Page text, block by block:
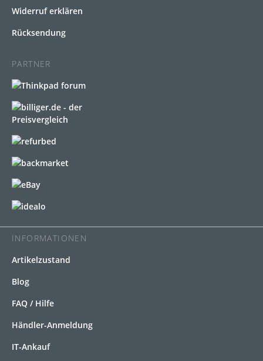
Widerruf erklären
Rücksendung
PARTNER
INFORMATIONEN
Artikelzustand
Blog
FAQ / Hilfe
Händler-Anmeldung
IT-Ankauf